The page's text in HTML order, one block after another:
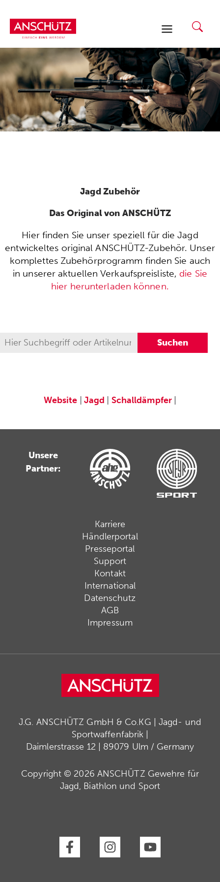
Inhalt
springen
Jagd Zubehör
Das Original von ANSCHÜTZ
Hier finden Sie unser speziell für die Jagd
entwickeltes original ANSCHÜTZ-Zubehör. Unser
komplettes Zubehörprogramm finden Sie auch
in unserer aktuellen Verkaufspreisliste, die Sie
hier herunterladen können.
Website Jagd Schalldämpfer|
Unsere
Partner:
Karriere
Händlerportal
Presseportal
Support
Kontakt
International
Datenschutz
AGB
Impressum
J.G. ANSCHÜTZ GmbH & Co.KG | Jagd- und
Sportwaffenfabrik |
Daimlerstrasse 12 | 89079 Ulm / Germany
Copyright © 2026 ANSCHÜTZ Gewehre für
Jagd, Biathlon und Sport